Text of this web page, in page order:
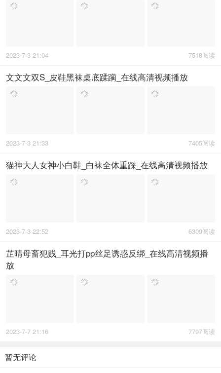
7518阅读
2023-7-3 21:04
文文文双S_皮鞋黑袜桌底蹂躏_在线高清视频播放
7405阅读
2023-7-3 21:33
猫神大人女神小白鞋_白袜全体重踩_在线高清视频播放
6309阅读
2023-7-3 22:52
芷晴母畜犯贱_耳光打pp丝足诱惑反绑_在线高清视频播
放
7797阅读
2023-7-7 21:16
暂无评论